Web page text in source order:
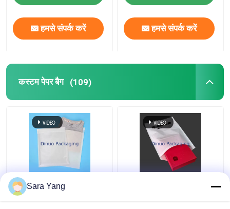
हमसे संपर्क करें हमसे संपर्क करें
कस्टम पेपर बैग (109)
टी-शर्ट के लिए गारमेंट क्लियर
ग्लासिन पेपर बैग गैर प्लास्टिक
Sara Yang